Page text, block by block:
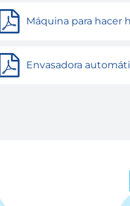
Máquina para hacer hielo
Envasadora